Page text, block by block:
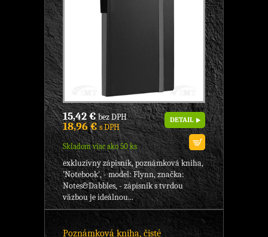
15,42 €bez DPH
18,96 €s DPH
Skladom viac ako 50 ks
DETAIL
exkluzívny zápisník, poznámková kniha,
'Notebook', - model: Flynn, značka:
Notes&Dabbles, - zápisník s tvrdou
väzbou je ideálnou...
Poznámková kniha, čisté